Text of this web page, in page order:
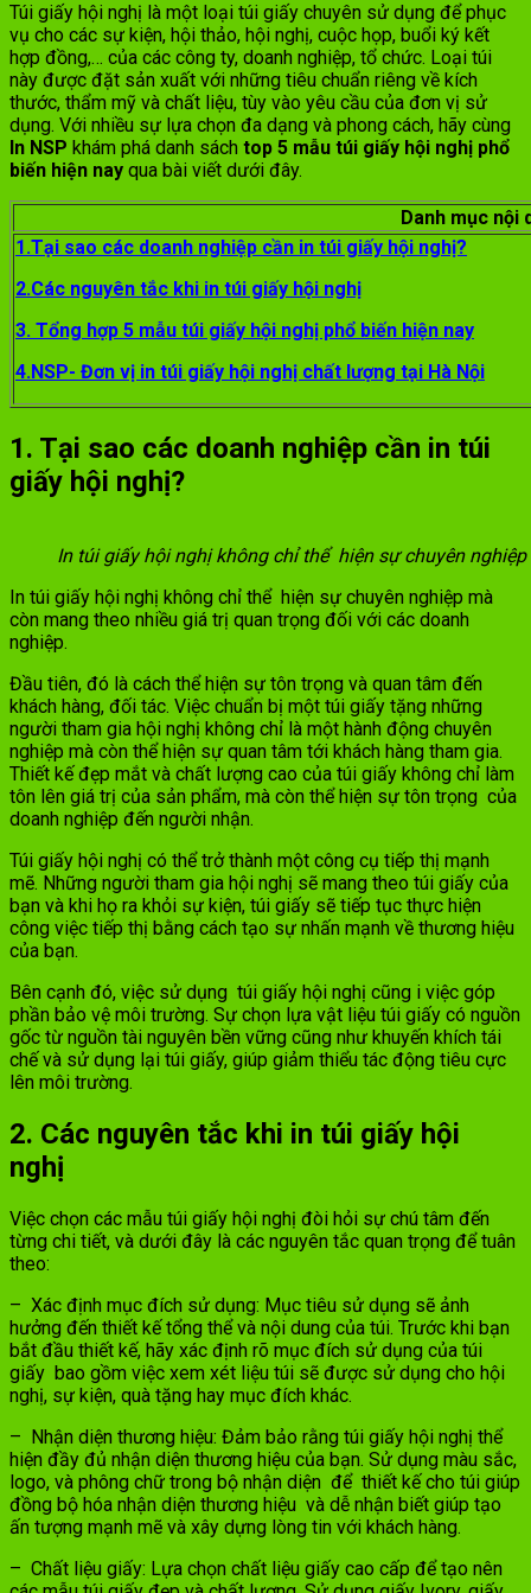
Túi giấy hội nghị là một loại túi giấy chuyên sử dụng để phục
vụ cho các sự kiện, hội thảo, hội nghị, cuộc họp, buổi ký kết
hợp đồng,… của các công ty, doanh nghiệp, tổ chức. Loại túi
này được đặt sản xuất với những tiêu chuẩn riêng về kích
thước, thẩm mỹ và chất liệu, tùy vào yêu cầu của đơn vị sử
dụng. Với nhiều sự lựa chọn đa dạng và phong cách, hãy cùng
In NSP khám phá danh sách top 5 mẫu túi giấy hội nghị phổ
biến hiện nay qua bài viết dưới đây.
Danh mục nội
1.Tại sao các doanh nghiệp cần in túi giấy hội nghị?
2.Các nguyên tắc khi in túi giấy hội nghị
3. Tổng hợp 5 mẫu túi giấy hội nghị phổ biến hiện nay
4.NSP- Đơn vị in túi giấy hội nghị chất lượng tại Hà Nội
1. Tại sao các doanh nghiệp cần in túi
giấy hội nghị?
In túi giấy hội nghị không chỉ thể hiện sự chuyên
In túi giấy hội nghị không chỉ thể hiện sự chuyên nghiệp mà
còn mang theo nhiều giá trị quan trọng đối với các doanh
nghiệp.
Đầu tiên, đó là cách thể hiện sự tôn trọng và quan tâm đến
khách hàng, đối tác. Việc chuẩn bị một túi giấy tặng những
người tham gia hội nghị không chỉ là một hành động chuyên
nghiệp mà còn thể hiện sự quan tâm tới khách hàng tham gia.
Thiết kế đẹp mắt và chất lượng cao của túi giấy không chỉ làm
tôn lên giá trị của sản phẩm, mà còn thể hiện sự tôn trọng của
doanh nghiệp đến người nhận.
Túi giấy hội nghị có thể trở thành một công cụ tiếp thị mạnh
mẽ. Những người tham gia hội nghị sẽ mang theo túi giấy của
bạn và khi họ ra khỏi sự kiện, túi giấy sẽ tiếp tục thực hiện
công việc tiếp thị bằng cách tạo sự nhấn mạnh về thương hiệu
của bạn.
Bên cạnh đó, việc sử dụng túi giấy hội nghị cũng i việc góp
phần bảo vệ môi trường. Sự chọn lựa vật liệu túi giấy có nguồn
gốc từ nguồn tài nguyên bền vững cũng như khuyến khích tái
chế và sử dụng lại túi giấy, giúp giảm thiểu tác động tiêu cực
lên môi trường.
2. Các nguyên tắc khi in túi giấy hội
nghị
Việc chọn các mẫu túi giấy hội nghị đòi hỏi sự chú tâm đến
từng chi tiết, và dưới đây là các nguyên tắc quan trọng để tuân
theo:
– Xác định mục đích sử dụng: Mục tiêu sử dụng sẽ ảnh
hưởng đến thiết kế tổng thể và nội dung của túi. Trước khi bạn
bắt đầu thiết kế, hãy xác định rõ mục đích sử dụng của túi
giấy bao gồm việc xem xét liệu túi sẽ được sử dụng cho hội
nghị, sự kiện, quà tặng hay mục đích khác.
– Nhận diện thương hiệu: Đảm bảo rằng túi giấy hội nghị thể
hiện đầy đủ nhận diện thương hiệu của bạn. Sử dụng màu sắc,
logo, và phông chữ trong bộ nhận diện để thiết kế cho túi giúp
đồng bộ hóa nhận diện thương hiệu và dễ nhận biết giúp tạo
ấn tượng mạnh mẽ và xây dựng lòng tin với khách hàng.
– Chất liệu giấy: Lựa chọn chất liệu giấy cao cấp để tạo nên